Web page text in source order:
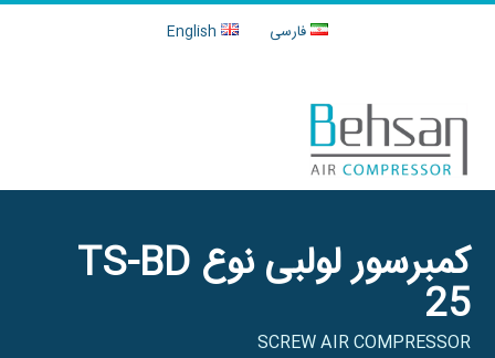
فارسی English
کمبرسور لولبی نوع TS-BD
25
SCREW AIR COMPRESSOR